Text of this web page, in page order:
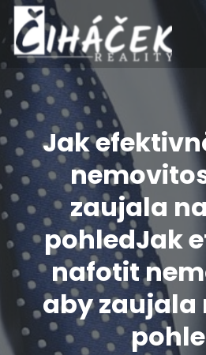
Jak
zaujala
pohledJak
nafotit
aby zaujala